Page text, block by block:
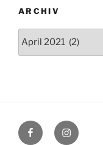
ARCHIV
Archiv
FacebookInstagram